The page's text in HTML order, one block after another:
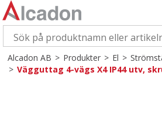
Alcadon AB>Produkter>El>
>Vägguttag 4-vägs X4 IP44 utv,